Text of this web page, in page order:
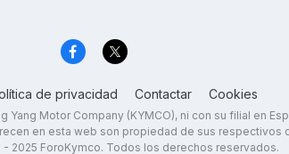
de privacidad Contactar Cookies
Yang Motor Company (KYMCO), ni con su filial en
en esta web son propiedad de sus respectivos
2025 ForoKymco. Todos los derechos reservados.